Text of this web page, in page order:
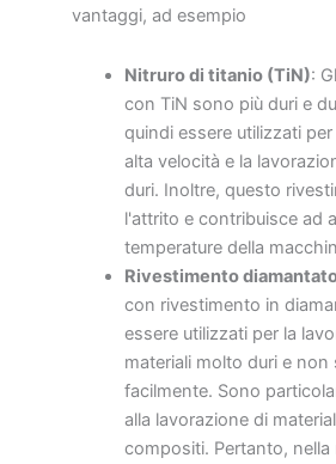
vantaggi, ad esempio
Nitruro di titanio (TiN):
con TiN sono più duri e
quindi essere utilizzati
alta velocità e la
duri. Inoltre, questo
l'attrito e contribuisce ad
temperature della
Rivestimento
con rivestimento in
essere utilizzati per la
materiali molto duri e non
facilmente. Sono
alla lavorazione di
compositi. Pertanto,